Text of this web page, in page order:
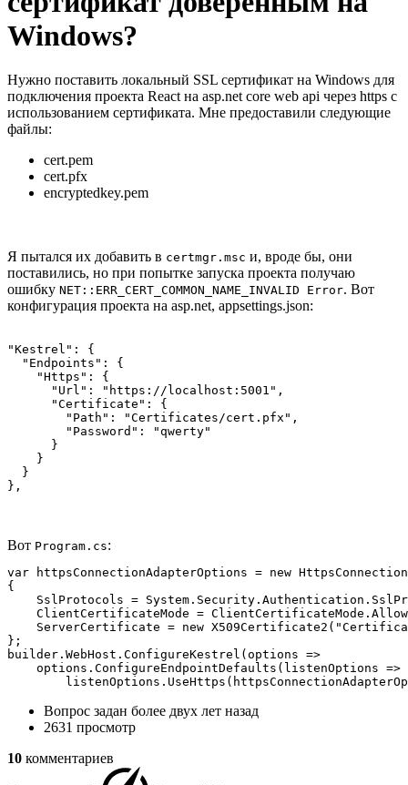
Windows?
Нужно поставить локальный SSL сертификат на Windows для
подключения проекта React на asp.net core web api через https с
использованием сертификата. Мне предоставили следующие
файлы:
cert.pem
cert.pfx
encryptedkey.pem
Я пытался их добавить в certmgr.msc и, вроде бы, они
поставились, но при попытке запуска проекта получаю
ошибку NET::ERR_CERT_COMMON_NAME_INVALID Error. Вот
конфигурация проекта на asp.net, appsettings.json:
"Kestrel": {
  "Endpoints": {
    "Https": {
      "Url": "https://localhost:5001",
      "Certificate": {
        "Path": "Certificates/cert.pfx",
        "Password": "qwerty"
      }
    }
  }
},
Вот Program.cs:
var httpsConnectionAdapterOptions = new
{
SslProtocols =
ClientCertificateMode =
ServerCertificate = new
};
builder.WebHost.ConfigureKestrel(options =>
    options.ConfigureEndpointDefaults(listenOptions =>
Вопрос задан более двух лет назад
2631 просмотр
10 комментариев